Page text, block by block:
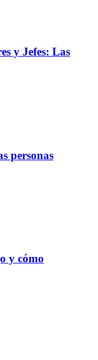
y Jefes: Las
personas
y cómo